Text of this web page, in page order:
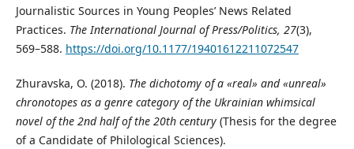
Journalistic Sources in Young Peoples’ News Related
Practices. The International Journal of Press/Politics, 27(3),
569–588. https://doi.org/10.1177/19401612211072547
Zhuravska, O. (2018). The dichotomy of a «real» and «unreal»
chronotopes as a genre category of the Ukrainian whimsical
novel of the 2nd half of the 20th century(Thesis for the degree
of a Candidate of Philological Sciences).